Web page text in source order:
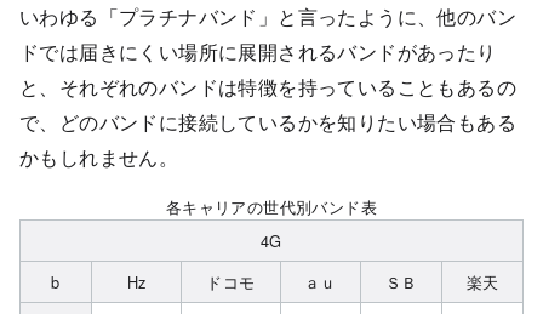
いわゆる「プラチナバンド」と言ったように、他のバン
ドでは届きにくい場所に展開されるバンドがあったり
と、それぞれのバンドは特徴を持っていることもあるの
で、どのバンドに接続しているかを知りたい場合もある
かもしれません。
各キャリアの世代別バンド表
4G
b
Hz ドコモ ａｕ ＳＢ
楽天